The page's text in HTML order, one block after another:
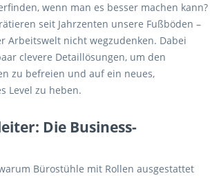
wenn man es besser machen kann?
seit Jahrzenten unsere Fußböden –
Arbeitswelt nicht wegzudenken. Dabei
clevere Detaillösungen, um den
zu befreien und auf ein neues,
Level zu heben.
Die Business-
Bürostühle mit Rollen ausgestattet